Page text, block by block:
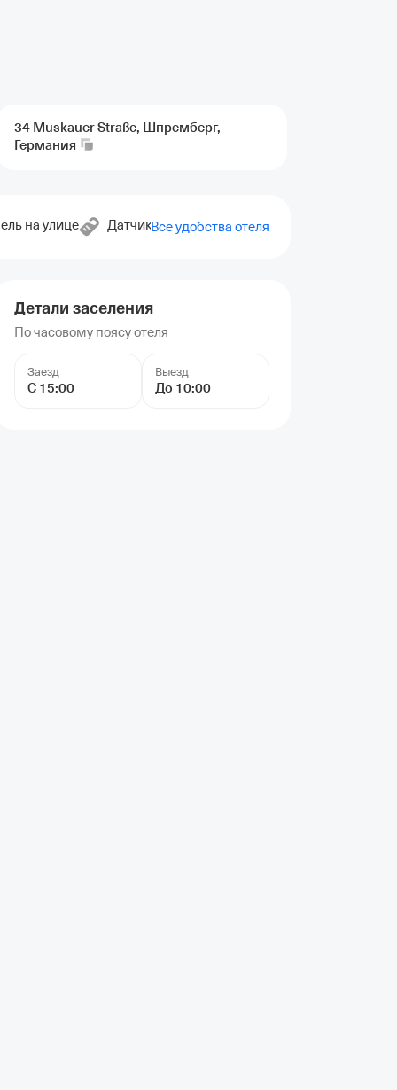
34 Muskauer Straße, Шпремберг,
Германия
на улице Датчик углекислого газа
Все удобства отеля
Детали заселения
По часовому поясу отеля
Заезд
С 15:00
Выезд
До 10:00